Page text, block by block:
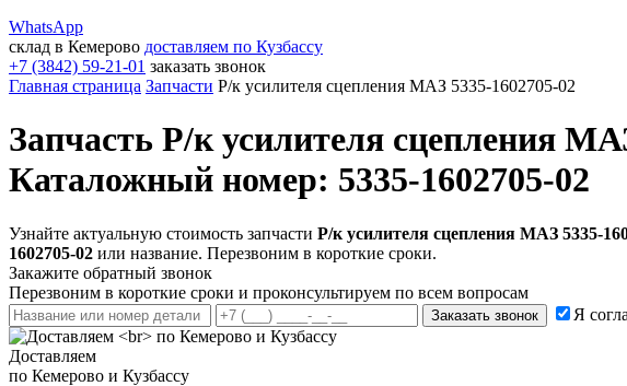
WhatsApp
склад в Кемерово доставляем по Кузбассу
+7 (3842) 59-21-01 заказать звонок
Главная страница Запчасти Р/к усилителя сцепления МАЗ 5335-1602705-02
Запчасть Р/к усилителя сцепления
Каталожный номер: 5335-1602705-02
Узнайте актуальную стоимость запчасти Р/к усилителя сцепления МАЗ 5335-
1602705-02 или название. Перезвоним в короткие сроки.
Закажите обратный звонок
Перезвоним в короткие сроки и проконсультируем по всем вопросам
Заказать звонок Я
Доставляем
по Кемерово и Кузбассу